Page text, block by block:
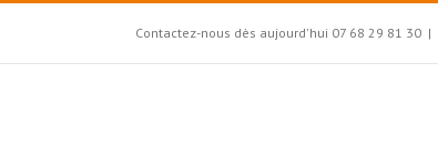
Contactez-nous dès aujourd'hui 07 68 29 81 30 |